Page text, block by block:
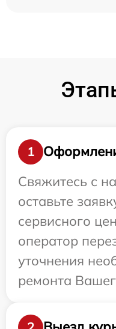
1
Свяжитесь с
оставьте
сервисного
оператор
уточнения
ремонта